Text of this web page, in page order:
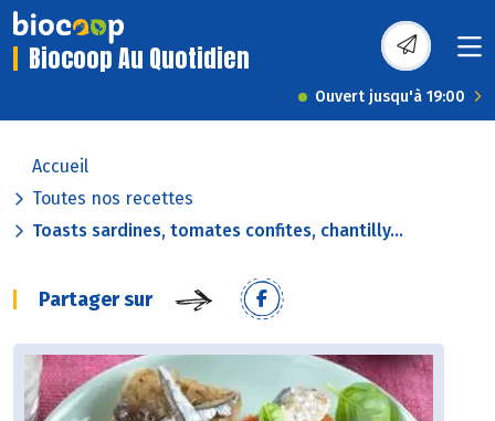
Biocoop Au Quotidien
Ouvert jusqu'à 19:00
Accueil
Toutes nos recettes
Toasts sardines, tomates confites, chantilly...
Partager sur